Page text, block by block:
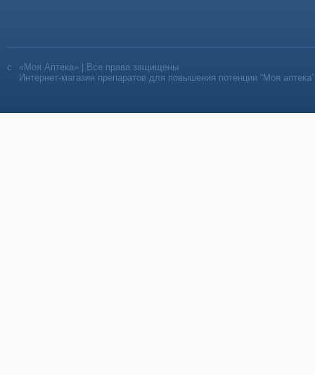
«Моя Аптека» | Все права защищены
Интернет-магазин препаратов для повышения потенции “Моя